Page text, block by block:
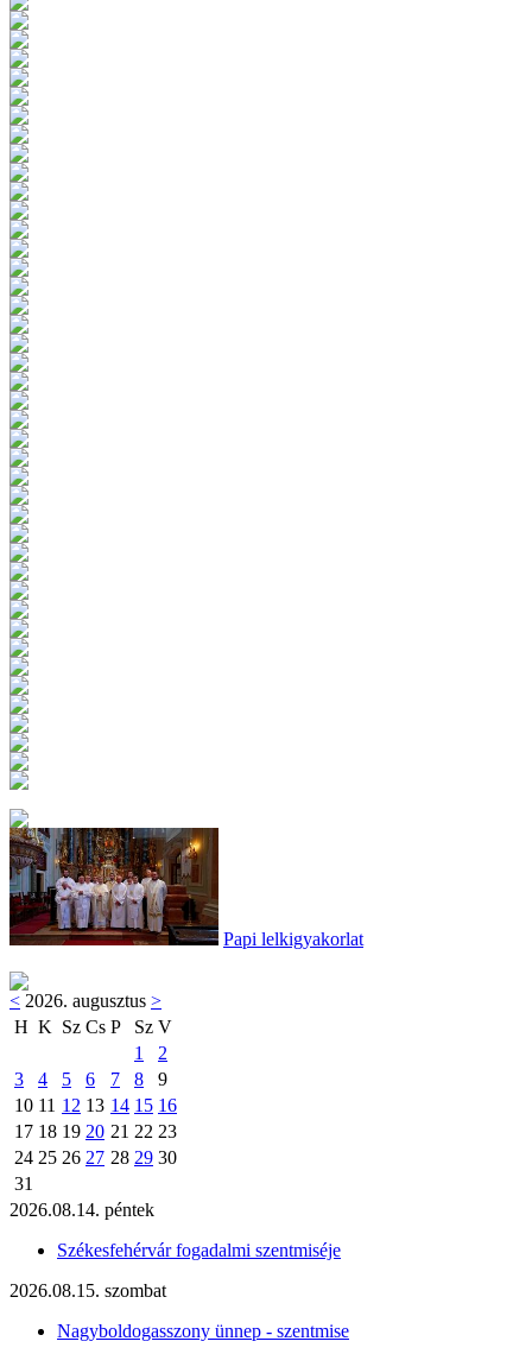
Papi lelkigyakorlat
< 2026. augusztus >
H K Sz Cs P Sz V
1
2
3
4 5 6 7 8
9
10 11 12 13 14 15 16
17 18 19 20 21 22 23
24 25 26 27 28 29 30
31
2026.08.14. péntek
Székesfehérvár fogadalmi szentmiséje
2026.08.15. szombat
Nagyboldogasszony ünnep - szentmise